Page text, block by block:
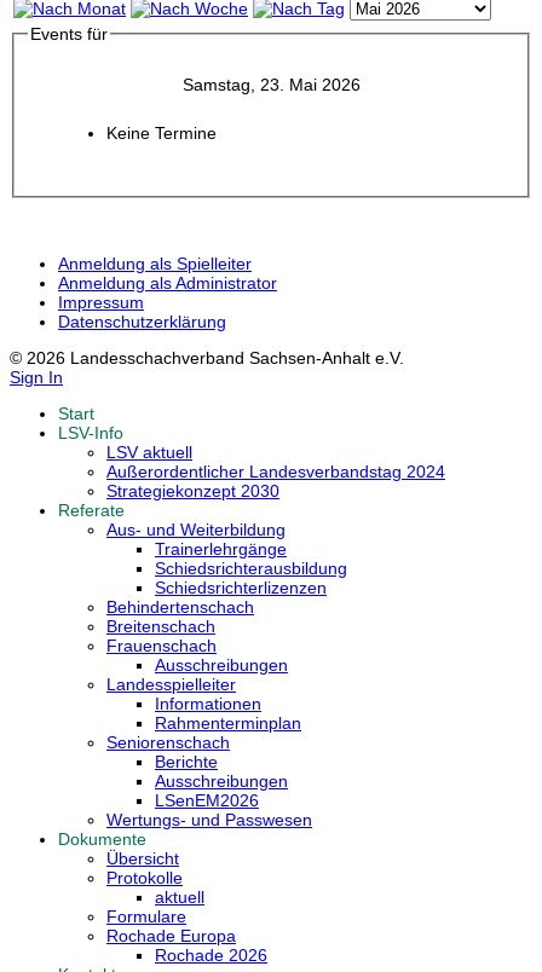
Events für
Samstag, 23. Mai 2026
Keine Termine
Anmeldung als Spielleiter
Anmeldung als Administrator
Impressum
Datenschutzerklärung
© 2026 Landesschachverband Sachsen-Anhalt e.V.
Sign In
Start
LSV-Info
LSV aktuell
Außerordentlicher Landesverbandstag 2024
Strategiekonzept 2030
Referate
Aus- und Weiterbildung
Trainerlehrgänge
Schiedsrichterausbildung
Schiedsrichterlizenzen
Behindertenschach
Breitenschach
Frauenschach
Ausschreibungen
Landesspielleiter
Informationen
Rahmenterminplan
Seniorenschach
Berichte
Ausschreibungen
LSenEM2026
Wertungs- und Passwesen
Dokumente
Übersicht
Protokolle
aktuell
Formulare
Rochade Europa
Rochade 2026